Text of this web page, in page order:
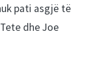
pati asgjë të
dhe Joe